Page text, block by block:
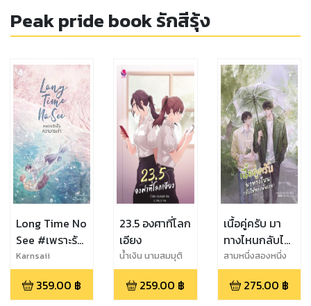
Peak pride book รักสีรุ้ง
Long Time No
See #เพราะรัก
เป็นความทรงจำ
Karnsaii
359.00 ฿
23.5 องศาที่โลก
เอียง
น้ำเงิน นามสมมุติ
259.00 ฿
เนื้อคู่ครับ มา
ทางไหนกลับไป
ทางนั้นเลย!
สามหนึ่งสองหนึ่ง
275.00 ฿